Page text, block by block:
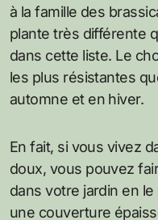
à la famille des
plante très différente
dans cette liste. Le
les plus résistantes
automne et en hiver.
En fait, si vous vivez
doux, vous pouvez
dans votre jardin en
une couverture